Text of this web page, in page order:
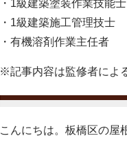
・1級建築塗装作業技能士
・1級建築施工管理技士
・有機溶剤作業主任者
※記事内容は監修者によ
こんにちは。板橋区の屋